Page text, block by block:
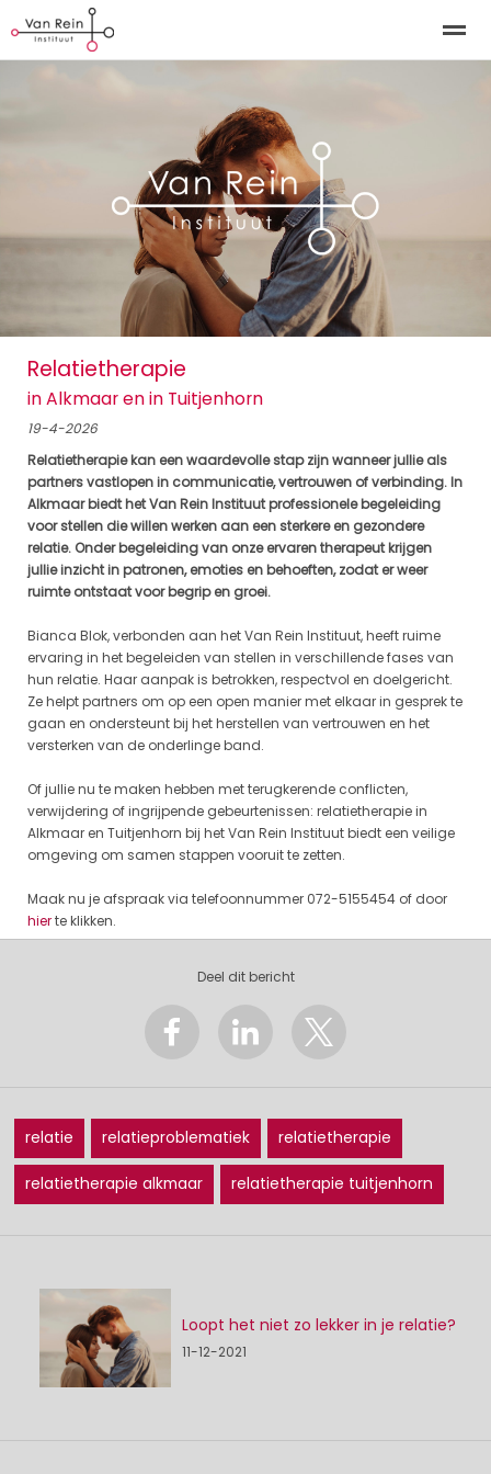
Zoeken Nieuws
Relatietherapie
in Alkmaar en in Tuitjenhorn
19-4-2026
Relatietherapie kan een waardevolle stap zijn wanneer jullie als
partners vastlopen in communicatie, vertrouwen of verbinding. In
Alkmaar biedt het Van Rein Instituut professionele begeleiding
voor stellen die willen werken aan een sterkere en gezondere
relatie. Onder begeleiding van onze ervaren therapeut krijgen
jullie inzicht in patronen, emoties en behoeften, zodat er weer
ruimte ontstaat voor begrip en groei.
Bianca Blok, verbonden aan het Van Rein Instituut, heeft ruime
ervaring in het begeleiden van stellen in verschillende fases van
hun relatie. Haar aanpak is betrokken, respectvol en doelgericht.
Ze helpt partners om op een open manier met elkaar in gesprek te
gaan en ondersteunt bij het herstellen van vertrouwen en het
versterken van de onderlinge band.
Of jullie nu te maken hebben met terugkerende conflicten,
verwijdering of ingrijpende gebeurtenissen: relatietherapie in
Alkmaar en Tuitjenhorn bij het Van Rein Instituut biedt een veilige
omgeving om samen stappen vooruit te zetten.
Maak nu je afspraak via telefoonnummer 072-5155454 of door
hierte klikken.
Deel dit bericht
relatie relatieproblematiek relatietherapie
relatietherapie alkmaar relatietherapie tuitjenhorn
Loopt het niet zo lekker in je relatie?
11-12-2021